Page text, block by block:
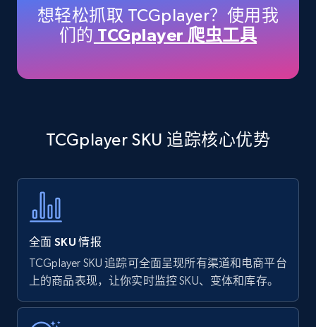
Title, Seller name, Brand, Description, Initial
price, Currency, Availability, Reviews count, and
more.
35.2K+ 5.7K+ 立即开始
Amazon products - find products by using
price, Currency, Availability, Reviews count, and
more.
5.7K+ 立即开始
Amazon Reviews
想轻松抓取 TCGplayer？使用我
们的 TCGplayer 爬虫工具
TCGplayer SKU 追踪核心优势
全面 SKU 情报
TCGplayer SKU 追踪可全面呈现所有渠道和电商平台
上的商品表现，让你实时监控 SKU、变体和库存。